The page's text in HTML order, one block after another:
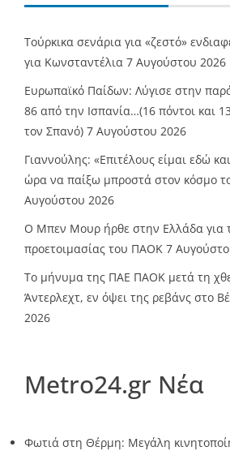
Τούρκικα σενάρια για «ζεστό»
για Κωνσταντέλια 7 Αυγούστου 2026
Ευρωπαϊκό Παίδων: Λύγισε στην
86 από την Ισπανία…(16 πόντοι και
τον Σπανό) 7 Αυγούστου 2026
Γιαννούλης: «Επιτέλους είμαι εδώ
ώρα να παίξω μπροστά στον κόσμο
Αυγούστου 2026
O Mπεν Μουρ ήρθε στην Ελλάδα για
προετοιμασίας του ΠΑΟΚ 7
Το μήνυμα της ΠΑΕ ΠΑΟΚ μετά τη
Άντερλεχτ, εν όψει της ρεβάνς στο
2026
Metro24.gr Νέα
Φωτιά στη Θέρμη: Μεγάλη